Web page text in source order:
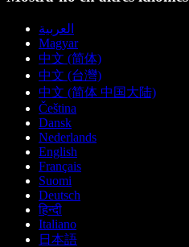
العربية
Magyar
中文 (简体)
中文 (台灣)
中文 (简体 中国大陆)
Čeština
Dansk
Nederlands
English
Français
Suomi
Deutsch
हिन्दी
Italiano
日本語